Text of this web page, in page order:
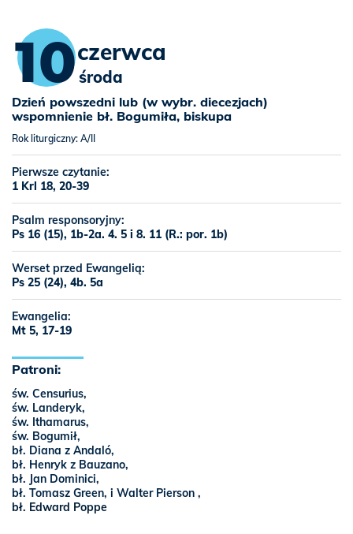
10czerwca
środa
Dzień powszedni lub (w wybr. diecezjach)
wspomnienie bł. Bogumiła, biskupa
Rok liturgiczny: A/II
Pierwsze czytanie:
1 Krl 18, 20-39
Psalm responsoryjny:
Ps 16 (15), 1b-2a. 4. 5 i 8. 11 (R.: por. 1b)
Werset przed Ewangelią:
Ps 25 (24), 4b. 5a
Ewangelia:
Mt 5, 17-19
Patroni:
św. Censurius,
św. Landeryk,
św. Ithamarus,
św. Bogumił,
bł. Diana z Andaló,
bł. Henryk z Bauzano,
bł. Jan Dominici,
bł. Tomasz Green, i Walter Pierson ,
bł. Edward Poppe